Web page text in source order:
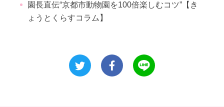
園長直伝“京都市動物園を100倍楽しむコツ”【き
ょうとくらすコラム】